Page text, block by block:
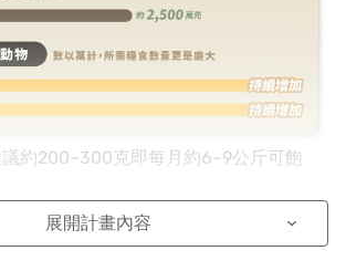
約200~300克即每月約6~9公斤可飽
公斤基準，再依照每日建議量做推算。
展開計畫內容 keyboard_arrow_down